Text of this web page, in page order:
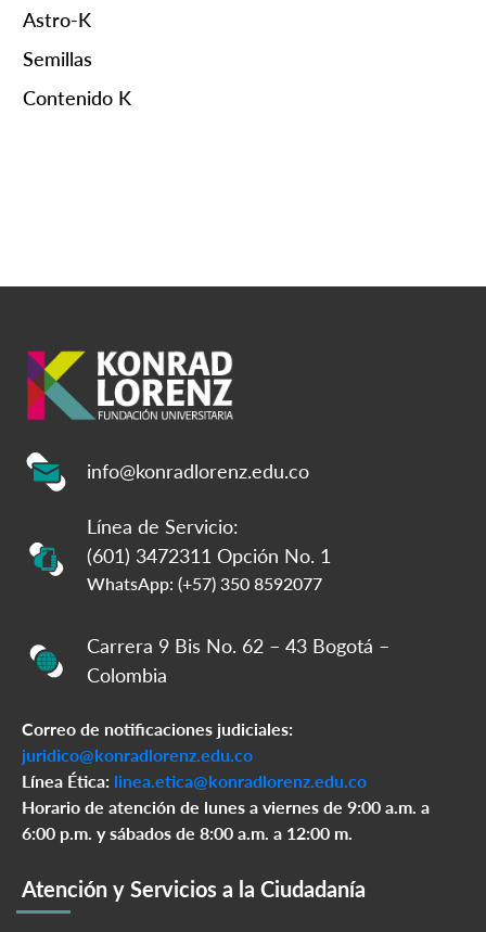
Astro-K
Semillas
Contenido K
info@konradlorenz.edu.co
Línea de Servicio:
(601) 3472311 Opción No. 1
WhatsApp: (+57) 350 8592077
Carrera 9 Bis No. 62 – 43 Bogotá –
Colombia
Correo de notificaciones judiciales:
juridico@konradlorenz.edu.co
Línea Ética: linea.etica@konradlorenz.edu.co
Horario de atención de lunes a viernes de 9:00 a.m. a
6:00 p.m. y sábados de 8:00 a.m. a 12:00 m.
Atención y Servicios a la Ciudadanía